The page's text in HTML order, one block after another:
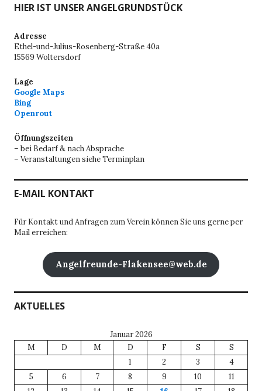
HIER IST UNSER ANGELGRUNDSTÜCK
Adresse
Ethel-und-Julius-Rosenberg-Straße 40a
15569 Woltersdorf
Lage
Google Maps
Bing
Openrout
Öffnungszeiten
– bei Bedarf & nach Absprache
– Veranstaltungen siehe Terminplan
E-MAIL KONTAKT
Für Kontakt und Anfragen zum Verein können Sie uns gerne per
Mail erreichen:
Angelfreunde-Flakensee@web.de
AKTUELLES
Januar 2026
M
D M D F S
S
1
2 3
4
5
6 7 8 9 10
11